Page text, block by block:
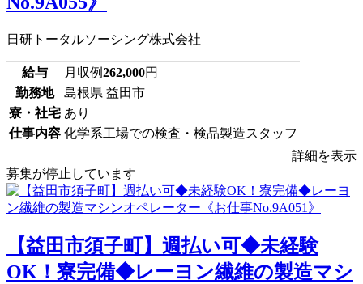
日研トータルソーシング株式会社
給与 月収例262,000円
勤務地
島根県 益田市
寮・社宅 あり
仕事内容 化学系工場での検査・検品製造スタッフ
詳細を表示
募集が停止しています
【益田市須子町】週払い可◆未経験
OK！寮完備◆レーヨン繊維の製造マシ